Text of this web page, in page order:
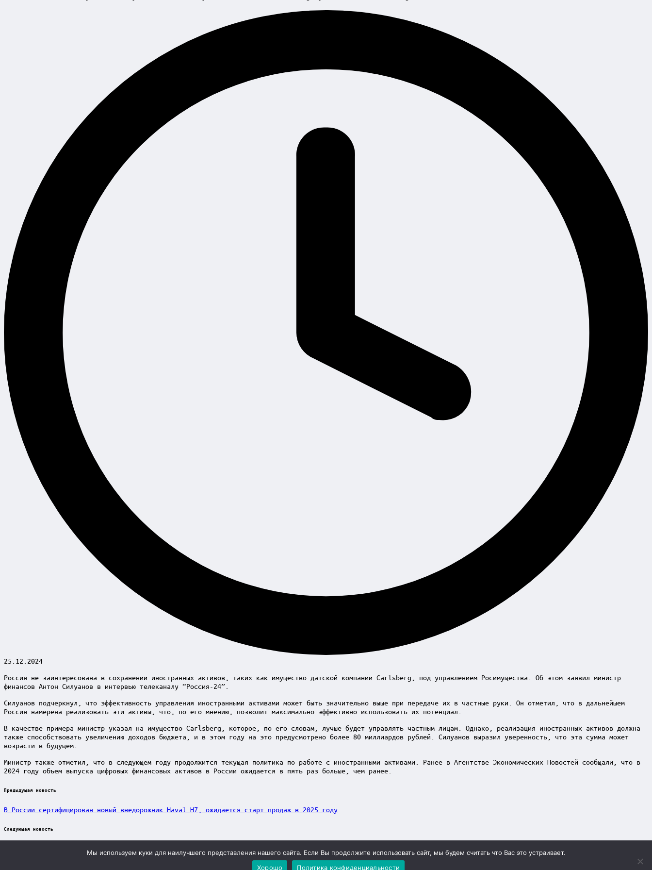
25.12.2024
Россия не заинтересована в сохранении иностранных активов, таких как имущество датской компании Carlsberg, под управлением Росимущества. Об этом заявил министр
финансов Антон Силуанов в интервью телеканалу “Россия-24”.
Силуанов подчеркнул, что эффективность управления иностранными активами может быть значительно выше при передаче их в частные руки. Он отметил, что в дальнейшем
Россия намерена реализовать эти активы, что, по его мнению, позволит максимально эффективно использовать их потенциал.
В качестве примера министр указал на имущество Carlsberg, которое, по его словам, лучше будет управлять частным лицам. Однако, реализация иностранных активов должна
также способствовать увеличению доходов бюджета, и в этом году на это предусмотрено более 80 миллиардов рублей. Силуанов выразил уверенность, что эта сумма может
возрасти в будущем.
Министр также отметил, что в следующем году продолжится текущая политика по работе с иностранными активами. Ранее в Агентстве Экономических Новостей сообщали, что в
2024 году объем выпуска цифровых финансовых активов в России ожидается в пять раз больше, чем ранее.
Post
Предыдущая новость
В России сертифицирован новый внедорожник Haval H7, ожидается старт продаж в 2025 году
Следующая новость
Россияне все активнее покупают автомобили на маркетплейсах
Учредитель ООО "Клуб регионов", ИНН 6685155934 Генеральный директор: Чернокоз Ольга Валерьевна info@gosrf.ru +7 (495) 920-51-49
Мы используем куки для наилучшего представления нашего сайта. Если Вы продолжите использовать сайт, мы будем считать что Вас это устраивает.
Хорошо
Политика конфиденциальности